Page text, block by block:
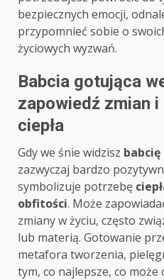
bezpiecznych emocji,
przypomnieć sobie o
życiowych wyzwań.
Babcia gotująca
zapowiedź zmian
ciepła
Gdy we śnie widzisz
zazwyczaj bardzo
symbolizuje potrzebę
obfitości. Może
zmiany w życiu, często
lub materią. Gotowanie
metafora tworzenia,
tym, co najlepsze, co może